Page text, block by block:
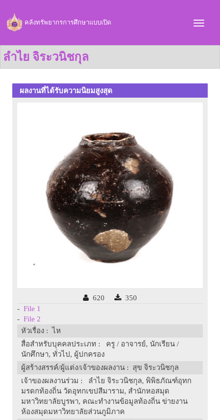
คลังทรัพยากรการศึกษาแบบเปิด
ลำไย จิระวนิชกุล
ผลงานที่ได้รับความนิยมสูงสุด
620
350
- File 1
- File 2
หัวเรื่อง : ไห
สื่อสำหรับบุคคลประเภท : ครู / อาจารย์, นักเรียน /
นักศึกษา, ทั่วไป, ผู้ปกครอง
ผู้สร้างสรรค์/ผู้แต่ง/เจ้าของผลงาน : สุข จิระวนิชกุล
เจ้าของผลงานร่วม : ลำไย จิระวนิชกุล, พิพิธภัณฑ์อุทก
มรดกท้องถิ่น วัดอุทกเขปสีมาราม, สำนักหอสมุด
มหาวิทยาลัยบูรพา, คณะทำงานข้อมูลท้องถิ่น ข่ายงาน
ห้องสมุดมหาวิทยาลัยส่วนภูมิภาค